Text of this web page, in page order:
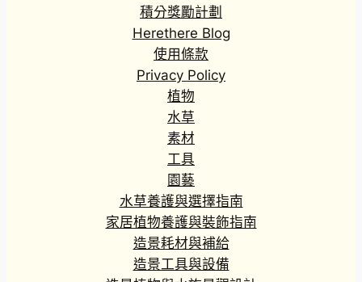
積分獎勵計劃
Herethere Blog
使用條款
Privacy Policy
植物
水草
素材
工具
園藝
水草養護與選擇指南
家居植物養護與裝飾指南
造景耗材與補給
造景工具與設備